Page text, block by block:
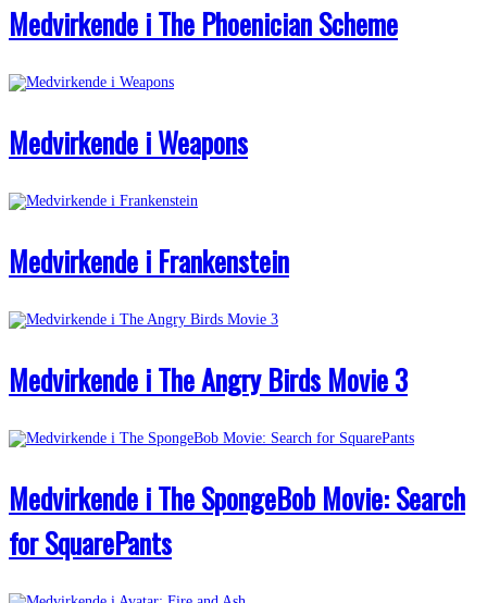
Medvirkende i The Phoenician Scheme
Medvirkende i Weapons
Medvirkende i Frankenstein
Medvirkende i The Angry Birds Movie 3
Medvirkende i The SpongeBob Movie: Search
for SquarePants